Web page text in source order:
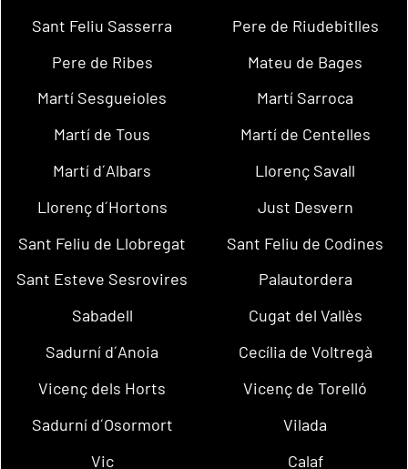
Sant Feliu Sasserra
Pere de Riudebitlles
Pere de Ribes
Mateu de Bages
Martí Sesgueioles
Martí Sarroca
Martí de Tous
Martí de Centelles
Martí d´Albars
Llorenç Savall
Llorenç d´Hortons
Just Desvern
Sant Feliu de Llobregat
Sant Feliu de Codines
Sant Esteve Sesrovires
Palautordera
Sabadell
Cugat del Vallès
Sadurní d´Anoia
Cecília de Voltregà
Vicenç dels Horts
Vicenç de Torelló
Sadurní d´Osormort
Vilada
Vic
Calaf